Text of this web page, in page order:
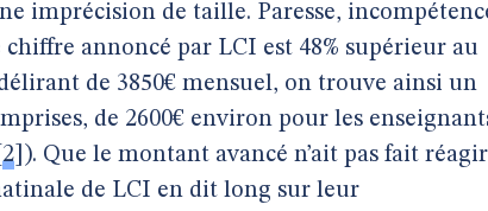
imprécision de taille. Paresse,
annoncé par LCI est 48% supérieur au
de 3850€ mensuel, on trouve ainsi un
de 2600€ environ pour les
2 ). Que le montant avancé n’ait pas fait réagir
de LCI en dit long sur leur